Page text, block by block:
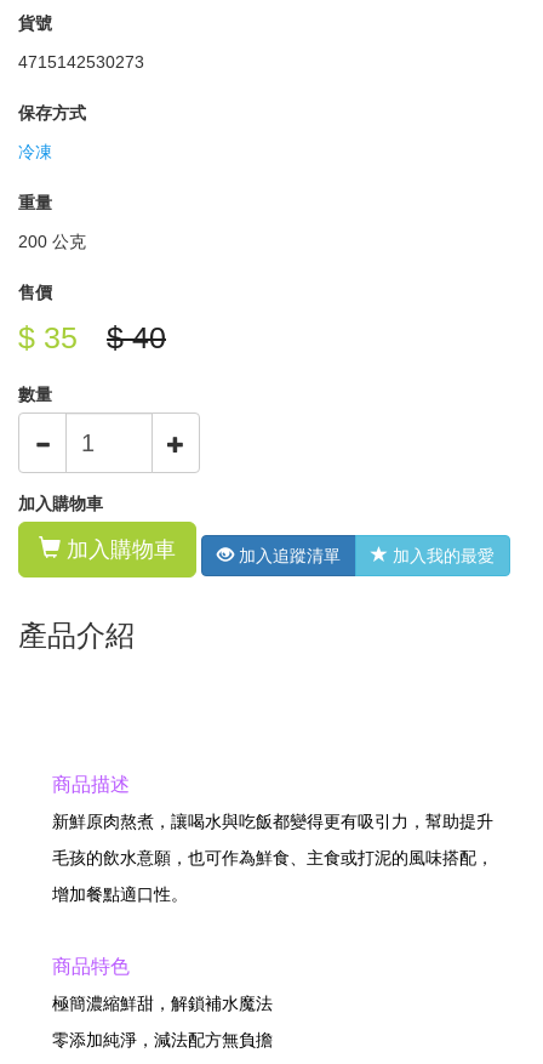
貨號
4715142530273
保存方式
冷凍
重量
200 公克
售價
$ 35 $ 40
數量
加入購物車
加入購物車 加入追蹤清單 加入我的最愛
產品介紹
商品描述
新鮮原肉熬煮，讓喝水與吃飯都變得更有吸引力，幫助提升
毛孩的飲水意願，也可作為鮮食、主食或打泥的風味搭配，
增加餐點適口性。
商品特色
極簡濃縮鮮甜，解鎖補水魔法
零添加純淨，減法配方無負擔